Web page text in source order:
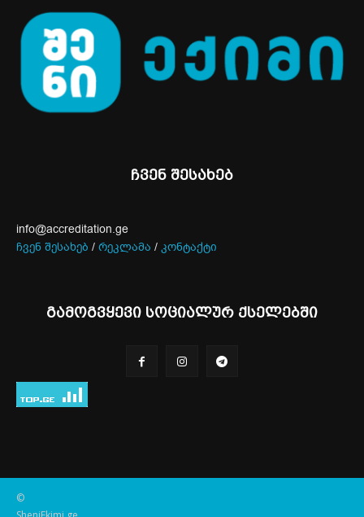
ჩვენ შესახებ
info@accreditation.ge
ჩვენ შესახებ / რეკლამა / კონტაქტი
გამოგვყევი სოციალურ ქსელებში
©